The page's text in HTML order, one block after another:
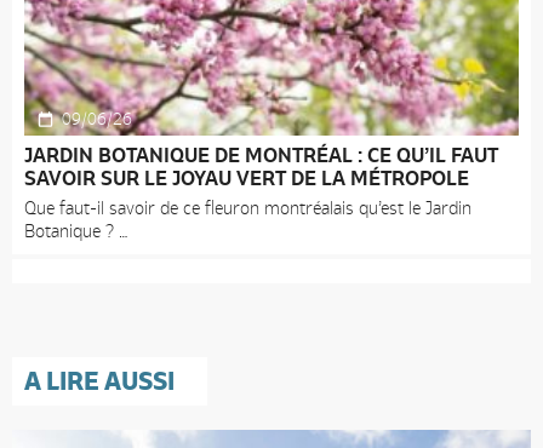
09/06/26
JARDIN BOTANIQUE DE MONTRÉAL : CE QU’IL FAUT
SAVOIR SUR LE JOYAU VERT DE LA MÉTROPOLE
Que faut-il savoir de ce fleuron montréalais qu’est le Jardin
Botanique ?
A LIRE AUSSI